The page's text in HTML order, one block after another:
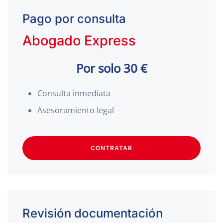
Pago por consulta
Abogado Express
Por solo 30 €
Consulta inmediata
Asesoramiento legal
CONTRATAR
Revisión documentación